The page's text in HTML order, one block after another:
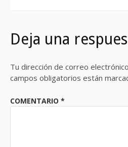
Deja una
Tu dirección de correo
campos obligatorios están
COMENTARIO *